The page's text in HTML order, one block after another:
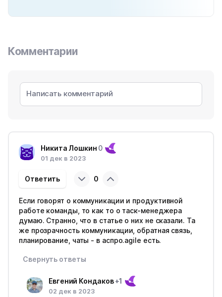
Комментарии
Никита Лошкин 0
01 дек в 2023
0
Ответить
Если говорят о коммуникации и продуктивной
работе команды, то как то о таск-менеджера
думаю. Странно, что в статье о них не сказали. Та
же прозрачность коммуникации, обратная связь,
планирование, чаты - в аспро.agile есть.
Свернуть ответы
Евгений Кондаков +1
02 дек в 2023